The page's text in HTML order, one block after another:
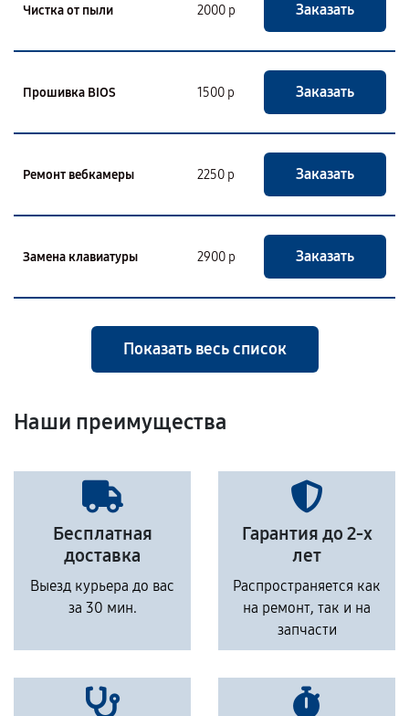
Чистка от пыли 2000 р Заказать
Прошивка BIOS 1500 р Заказать
Ремонт вебкамеры 2250 р Заказать
Замена клавиатуры 2900 р Заказать
Показать весь список
Наши преимущества
Бесплатная
доставка
Выезд курьера до вас
за 30 мин.
Гарантия до 2-х
лет
Распространяется как
на ремонт, так и на
запчасти